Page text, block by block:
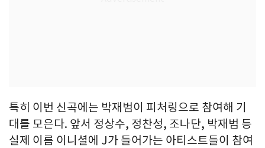
특히 이번 신곡에는 박재범이 피처링으로 참여해 기
대를 모은다. 앞서 정상수, 정찬성, 조나단, 박재범 등
실제 이름 이니셜에 J가 들어가는 아티스트들이 참여